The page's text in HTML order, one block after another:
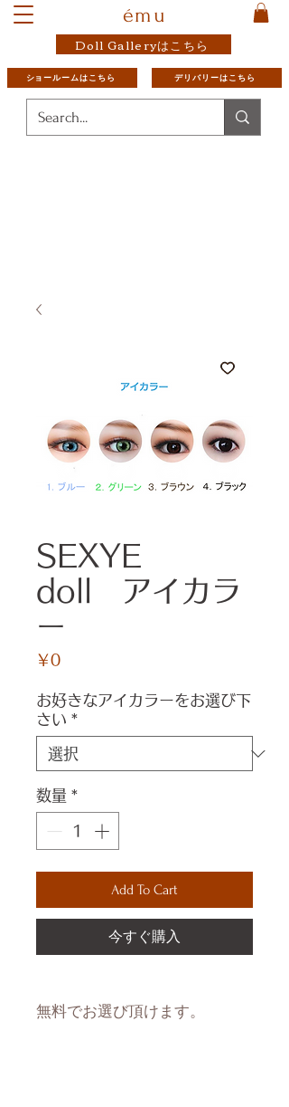
ému
Doll Galleryはこちら
ショールームはこちら デリバリーはこちら
SEXYE
doll アイカラ
ー
￥0価
お好きなアイカラーをお選び下
さい *
数量 *
Add To Cart
今すぐ購入
無料でお選び頂けます。